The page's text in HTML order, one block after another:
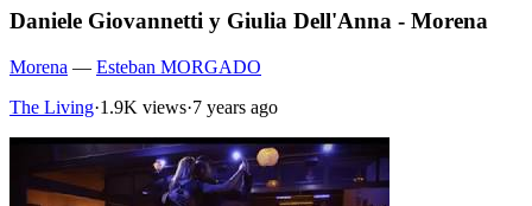
Daniele Giovannetti y Giulia Dell'Anna - Morena
Morena — Esteban MORGADO
The Living·1.9K views·7 years ago